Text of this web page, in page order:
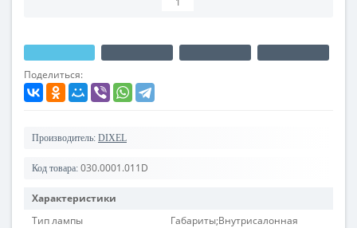
Поделиться:
Производитель: DIXEL
Код товара: 030.0001.011D
Характеристики
Тип лампы
Габариты;Внутрисалонная